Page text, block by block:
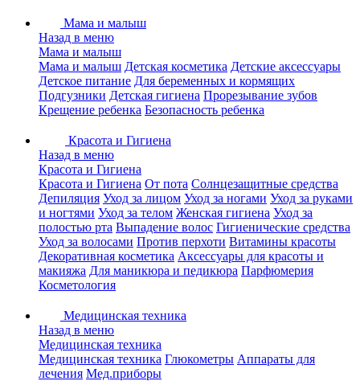
Мама и малыш
Назад в меню
Мама и малыш
Мама и малыш Детская косметика Детские аксессуары
Детское питание Для беременных и кормящих
Подгузники Детская гигиена Прорезывание зубов
Крещение ребенка Безопасность ребенка
Красота и Гигиена
Назад в меню
Красота и Гигиена
Красота и Гигиена От пота Солнцезащитные средства
Депиляция Уход за лицом Уход за ногами Уход за руками
и ногтями Уход за телом Женская гигиена Уход за
полостью рта Выпадение волос Гигиенические средства
Уход за волосами Против перхоти Витамины красоты
Декоративная косметика Аксессуары для красоты и
макияжа Для маникюра и педикюра Парфюмерия
Косметология
Медицинская техника
Назад в меню
Медицинская техника
Медицинская техника Глюкометры Аппараты для
лечения Мед.приборы